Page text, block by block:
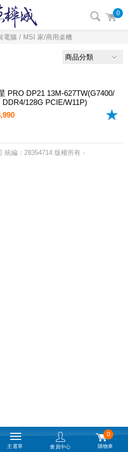
0
電腦 MSI 家/商用桌機
商品分類
PRO DP21 13M-627TW(G7400/
DDR4/128G PCIE/W11P)
統編：28354714 版權所有 -
主選單 會員中心
0
購物車